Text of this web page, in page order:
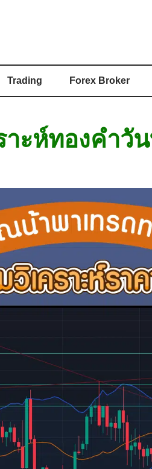
Trading Forex Broker
ะห์ทองคำวั